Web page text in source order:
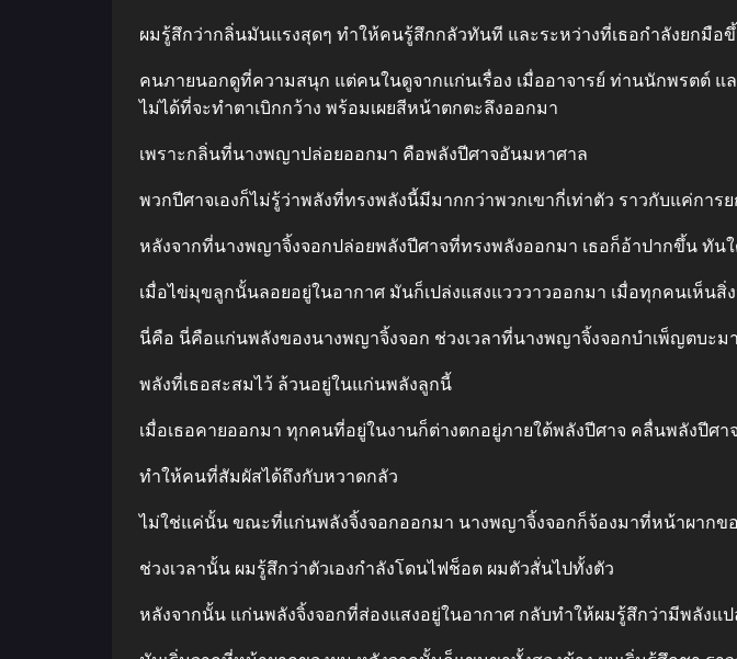
ผมรู้สึกว่ากลิ่นมันแรงสุดๆ ทําให้คนรู้สึกกลัวทันที และระหว่างที่เธอกําลังยกมือ
คนภายนอกดูที่ความสนุก แต่คนในดูจากแก่นเรื่อง เมื่ออาจารย์ ท่านนักพรตต์
ไม่ได้ที่จะทําตาเบิกกว้าง พร้อมเผยสีหน้าตกตะลึงออกมา
เพราะกลิ่นที่นางพญาปล่อยออกมา คือพลังปีศาจอันมหาศาล
พวกปีศาจเองก็ไม่รู้ว่าพลังที่ทรงพลังนี้มีมากกว่าพวกเขากี่เท่าตัว ราวกับแค่กา
หลังจากที่นางพญาจิ้งจอกปล่อยพลังปีศาจที่ทรงพลังออกมา เธอก็อ้าปากขึ้น ทั
เมื่อไข่มุขลูกนั้นลอยอยู่ในอากาศ มันก็เปล่งแสงแวววาวออกมา เมื่อทุกคนเห็นสิ่
นี่คือ นี่คือแก่นพลังของนางพญาจิ้งจอก ช่วงเวลาที่นางพญาจิ้งจอกบําเพ็ญตบะม
พลังที่เธอสะสมไว้ ล้วนอยู่ในแก่นพลังลูกนี้
เมื่อเธอคายออกมา ทุกคนที่อยู่ในงานก็ต่างตกอยู่ภายใต้พลังปีศาจ คลื่นพลังปีศา
ทําให้คนที่สัมผัสได้ถึงกับหวาดกลัว
ไม่ใช่แค่นั้น ขณะที่แก่นพลังจิ้งจอกออกมา นางพญาจิ้งจอกก็จ้องมาที่หน้าผากข
ช่วงเวลานั้น ผมรู้สึกว่าตัวเองกําลังโดนไฟช็อต ผมตัวสั่นไปทั้งตัว
หลังจากนั้น แก่นพลังจิ้งจอกที่ส่องแสงอยู่ในอากาศ กลับทําให้ผมรู้สึกว่ามีพลังแป